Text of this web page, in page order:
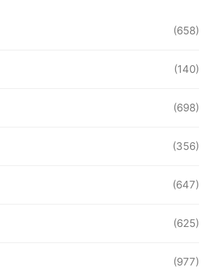
(658)
(140)
(698)
(356)
(647)
(625)
(977)